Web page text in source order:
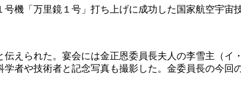
機「万里鏡１号」打ち上げに成功した国家航空宇
えられた。宴会には金正恩委員長夫人の李雪主（イ
者や技術者と記念写真も撮影した。金委員長の今